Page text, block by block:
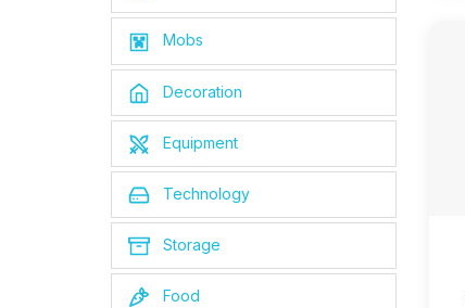
Mobs
Decoration
Equipment
Technology
Storage
Food